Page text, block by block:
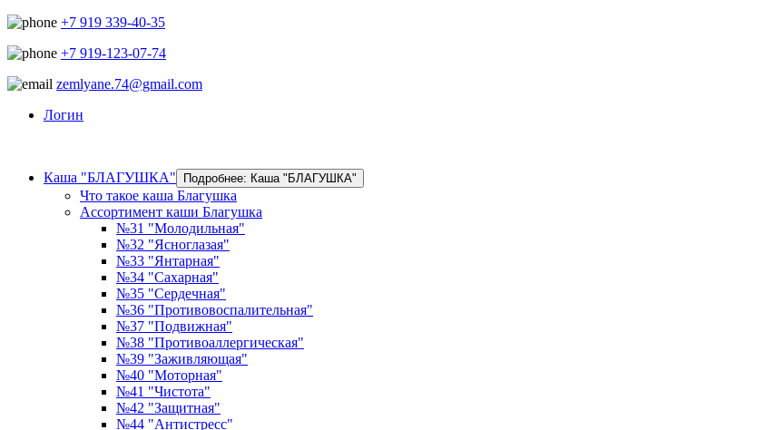
+7 919 339-40-35
+7 919-123-07-74
zemlyane.74@gmail.com
Логин
Каша "БЛАГУШКА" Подробнее: Каша "БЛАГУШКА"
Что такое каша Благушка
Ассортимент каши Благушка
№31 "Молодильная"
№32 "Ясноглазая"
№33 "Янтарная"
№34 "Сахарная"
№35 "Сердечная"
№36 "Противовоспалительная"
№37 "Подвижная"
№38 "Противоаллергическая"
№39 "Заживляющая"
№40 "Моторная"
№41 "Чистота"
№42 "Защитная"
№44 "Антистресс"